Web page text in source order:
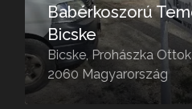
Babérkoszorú
Bicske
Bicske, Prohászka
2060 Magyarország